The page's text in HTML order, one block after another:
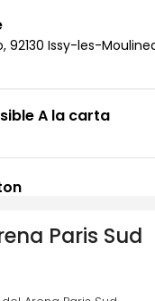
92130 Issy-les-
A la carta
Paris Sud